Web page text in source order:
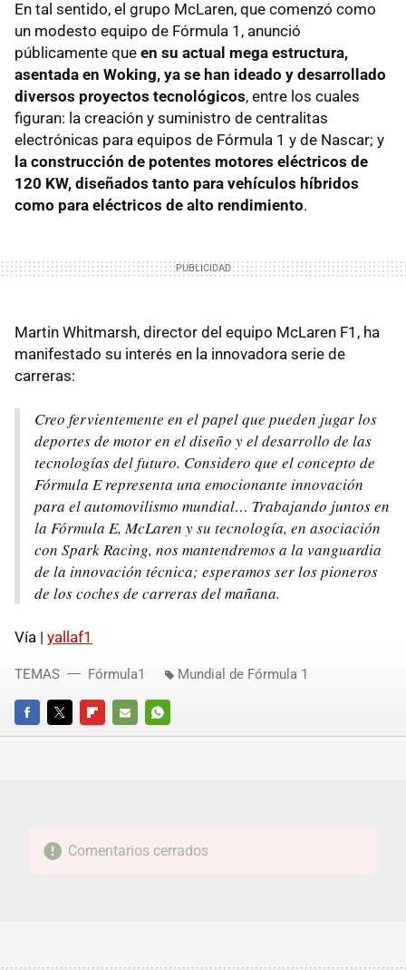
En tal sentido, el grupo McLaren, que comenzó como
un modesto equipo de Fórmula 1, anunció
públicamente que en su actual mega estructura,
asentada en Woking, ya se han ideado y desarrollado
diversos proyectos tecnológicos, entre los cuales
figuran: la creación y suministro de centralitas
electrónicas para equipos de Fórmula 1 y de Nascar; y
la construcción de potentes motores eléctricos de
120 KW, diseñados tanto para vehículos híbridos
como para eléctricos de alto rendimiento.
Martin Whitmarsh, director del equipo McLaren F1, ha
manifestado su interés en la innovadora serie de
carreras:
Creo fervientemente en el papel que pueden jugar los
deportes de motor en el diseño y el desarrollo de las
tecnologías del futuro. Considero que el concepto de
Fórmula E representa una emocionante innovación
para el automovilismo mundial… Trabajando juntos en
la Fórmula E, McLaren y su tecnología, en asociación
con Spark Racing, nos mantendremos a la vanguardia
de la innovación técnica; esperamos ser los pioneros
de los coches de carreras del mañana.
Vía | yallaf1
FACEBOOKTWITTERFLIPBOARD
E-
WHATSAPP
TEMAS Fórmula1 Mundial de Fórmula 1
Comentarios cerrados